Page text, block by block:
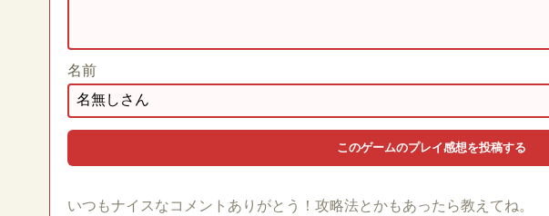
名前
いつもナイスなコメントありがとう！攻略法とかもあったら教えてね。